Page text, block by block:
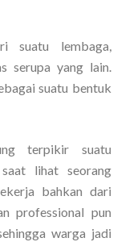
suatu lembaga,
serupa yang lain.
suatu bentuk
terpikir suatu
lihat seorang
bahkan dari
professional pun
warga jadi